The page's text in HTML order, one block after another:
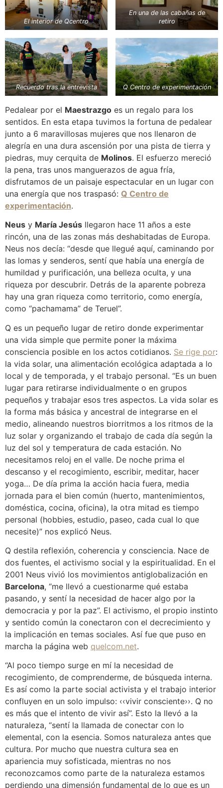
El interior de Qcentro
En una de las cabañas de
retiro
Recuerdo tras la entrevista Q Centro de experimentación
Pedalear por el Maestrazgo es un regalo para los
sentidos. En esta etapa tuvimos la fortuna de pedalear
junto a 6 maravillosas mujeres que nos llenaron de
alegría en una dura ascensión por una pista de tierra y
piedras, muy cerquita de Molinos. El esfuerzo mereció
la pena, tras unos manguerazos de agua fría,
disfrutamos de un paisaje espectacular en un lugar con
una energía que nos traspasó: Q Centro de
experimentación.
Neus y María Jesús llegaron hace 11 años a este
rincón, una de las zonas más deshabitadas de Europa.
Neus nos decía: “desde que llegué aquí, caminando por
las lomas y senderos, sentí que había una energía de
humildad y purificación, una belleza oculta, y una
riqueza por descubrir. Detrás de la aparente pobreza
hay una gran riqueza como territorio, como energía,
como “pachamama” de Teruel”.
Q es un pequeño lugar de retiro donde experimentar
una vida simple que permite poner la máxima
consciencia posible en los actos cotidianos. Se rige por:
la vida solar, una alimentación ecológica adaptada a lo
local y de temporada, y el trabajo personal. “Es un buen
lugar para retirarse individualmente o en grupos
pequeños y trabajar esos tres aspectos. La vida solar es
la forma más básica y ancestral de integrarse en el
medio, alineando nuestros biorritmos a los ritmos de la
luz solar y organizando el trabajo de cada día según la
luz del sol y temperatura de cada estación. No
necesitamos reloj en el valle. De noche prima el
descanso y el recogimiento, escribir, meditar, hacer
yoga… De día prima la acción hacia fuera, media
jornada para el bien común (huerto, mantenimientos,
doméstica, cocina, oficina), la otra mitad es tiempo
personal (hobbies, estudio, paseo, cada cual lo que
necesite)” nos explicó Neus.
Q destila reflexión, coherencia y consciencia. Nace de
dos fuentes, el activismo social y la espiritualidad. En el
2001 Neus vivió los movimientos antiglobalización en
Barcelona, “me llevó a cuestionarme qué estaba
pasando, y sentí la necesidad de hacer algo por la
democracia y por la paz”. El activismo, el propio instinto
y sentido común la conectaron con el decrecimiento y
la implicación en temas sociales. Así fue que puso en
marcha la página web quelcom.net.
“Al poco tiempo surge en mí la necesidad de
recogimiento, de comprenderme, de búsqueda interna.
Es así como la parte social activista y el trabajo interior
confluyen en un solo impulso: ‹‹vivir consciente››. Q no
es más que el intento de vivir así”. Esto la llevó a la
naturaleza, “sentí la llamada de conectar con lo
elemental, con la esencia. Somos naturaleza antes que
cultura. Por mucho que nuestra cultura sea en
apariencia muy sofisticada, mientras no nos
reconozcamos como parte de la naturaleza estamos
perdiendo una dimensión fundamental de lo que es un